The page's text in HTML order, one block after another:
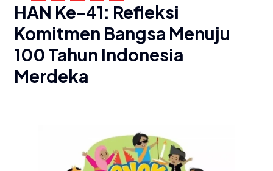
HAN Ke-41: Refleksi
Komitmen Bangsa Menuju
100 Tahun Indonesia
Merdeka